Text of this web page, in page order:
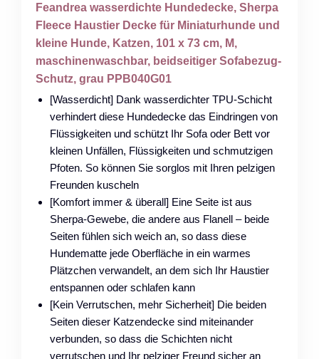
Feandrea wasserdichte Hundedecke, Sherpa
Fleece Haustier Decke für Miniaturhunde und
kleine Hunde, Katzen, 101 x 73 cm, M,
maschinenwaschbar, beidseitiger Sofabezug-
Schutz, grau PPB040G01
[Wasserdicht] Dank wasserdichter TPU-Schicht
verhindert diese Hundedecke das Eindringen von
Flüssigkeiten und schützt Ihr Sofa oder Bett vor
kleinen Unfällen, Flüssigkeiten und schmutzigen
Pfoten. So können Sie sorglos mit Ihren pelzigen
Freunden kuscheln
[Komfort immer & überall] Eine Seite ist aus
Sherpa-Gewebe, die andere aus Flanell – beide
Seiten fühlen sich weich an, so dass diese
Hundematte jede Oberfläche in ein warmes
Plätzchen verwandelt, an dem sich Ihr Haustier
entspannen oder schlafen kann
[Kein Verrutschen, mehr Sicherheit] Die beiden
Seiten dieser Katzendecke sind miteinander
verbunden, so dass die Schichten nicht
verrutschen und Ihr pelziger Freund sicher an